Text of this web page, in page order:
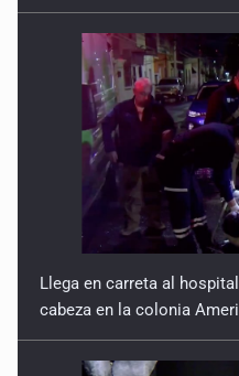
Llega en carreta al
cabeza en la colonia